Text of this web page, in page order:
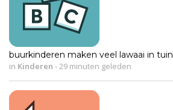
buurkinderen maken veel lawaai in tuin
in Kinderen -29 minuten geleden